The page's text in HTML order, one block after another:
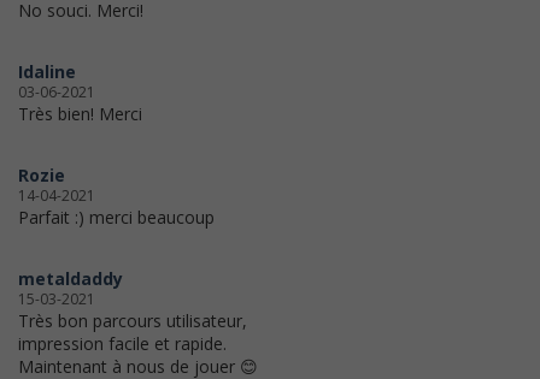
No souci. Merci!
Idaline
03-06-2021
Très bien! Merci
Rozie
14-04-2021
Parfait :) merci beaucoup
metaldaddy
15-03-2021
Très bon parcours utilisateur,
impression facile et rapide.
Maintenant à nous de jouer 😊